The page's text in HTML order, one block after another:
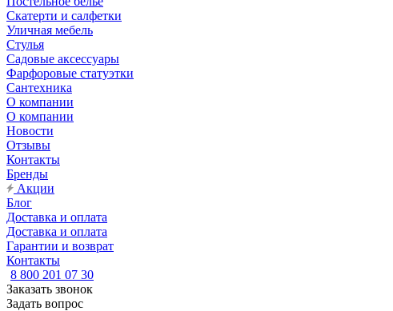
Скатерти и салфетки
Уличная мебель
Стулья
Садовые аксессуары
Фарфоровые статуэтки
Сантехника
О компании
О компании
Новости
Отзывы
Контакты
Бренды
Акции
Блог
Доставка и оплата
Доставка и оплата
Гарантии и возврат
Контакты
8 800 201 07 30
Заказать звонок
Задать вопрос